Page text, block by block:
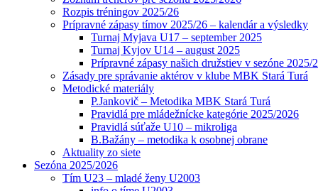
Rozpis tréningov 2025/26
Prípravné zápasy tímov 2025/26 – kalendár a výsledky
Turnaj Myjava U17 – september 2025
Turnaj Kyjov U14 – august 2025
Prípravné zápasy našich družstiev v sezóne 2025/
Zásady pre správanie aktérov v klube MBK Stará Turá
Metodické materiály
P.Jankovič – Metodika MBK Stará Turá
Pravidlá pre mládežnícke kategórie 2025/2026
Pravidlá súťaže U10 – mikroliga
B.Bažány – metodika k osobnej obrane
Aktuality zo siete
Sezóna 2025/2026
Tím U23 – mladé ženy U2003